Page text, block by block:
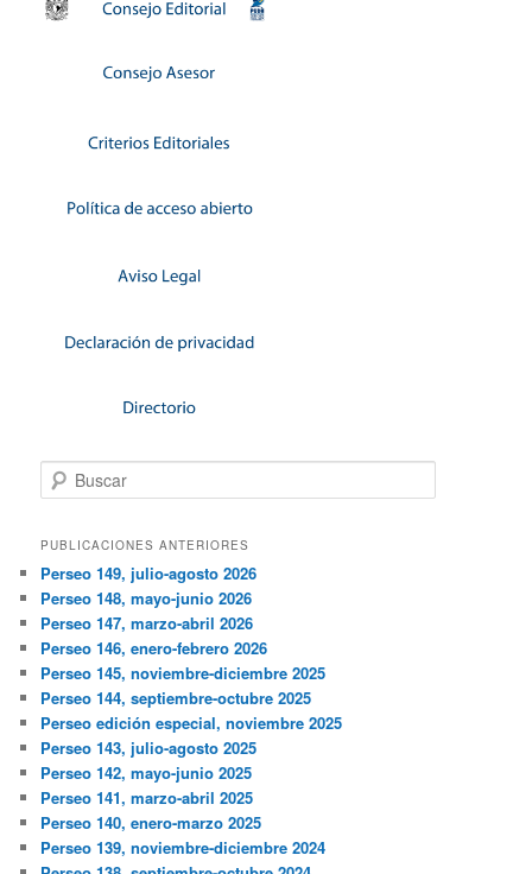
Buscar
PUBLICACIONES ANTERIORES
Perseo 149, julio-agosto 2026
Perseo 148, mayo-junio 2026
Perseo 147, marzo-abril 2026
Perseo 146, enero-febrero 2026
Perseo 145, noviembre-diciembre 2025
Perseo 144, septiembre-octubre 2025
Perseo edición especial, noviembre 2025
Perseo 143, julio-agosto 2025
Perseo 142, mayo-junio 2025
Perseo 141, marzo-abril 2025
Perseo 140, enero-marzo 2025
Perseo 139, noviembre-diciembre 2024